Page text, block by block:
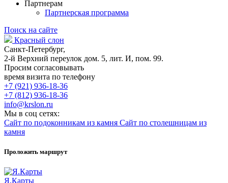
Партнерам
Партнерская программа
Поиск на сайте
Красный слон
Санкт-Петербург,
2-й Верхний переулок дом. 5, лит. И, пом. 99.
Просим согласовывать
время визита по телефону
+7 (921) 936-18-36
+7 (812) 936-18-36
info@krslon.ru
Мы в соц сетях:
Сайт по подоконникам из камня Сайт по столешницам из
камня
Проложить маршрут
Я.Карты